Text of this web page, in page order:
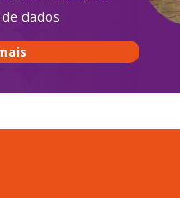
dados